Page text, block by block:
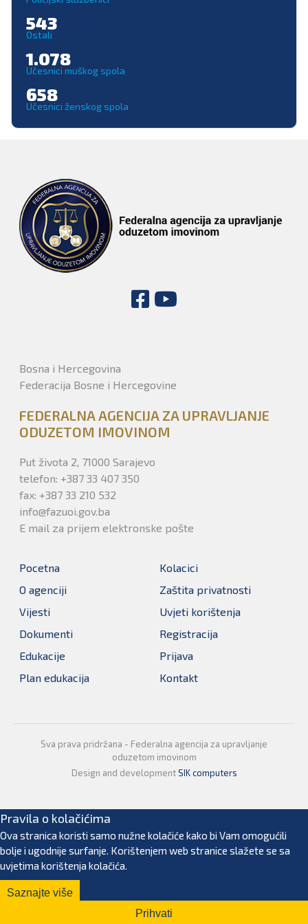
543
Ostali
1.078
Učesnici muškog spola
658
Učesnici ženskog spola
Bosna i Hercegovina
Federacija Bosne i Hercegovine
FEDERALNA AGENCIJA ZA UPRAVLJANJE
ODUZETOM IMOVINOM
Put života 2, 71000 Sarajevo
telefon: +387 33 407 350
fax: +387 33 210 532
info@fazuoi.gov.ba
E mail za prijem elektronske pošte
Pocetna
O agenciji
Vijesti
Dokumenti
Edukacije
Plan edukacija
Kolacici
Zaštita privatnosti
Uvjeti korištenja
Registracija
Prijava
Kontakt
Sva prava pridržana - Federalna agencija za upravljanje
oduzetom imovinom
Design and developmentSIK computers
Pravila o kolačićima
Ova stranica koristi samo nužne kolačiće kako bi Vam omogućili
bolje i ugodnije surfanje. Korištenjem web stranice slažete se sa
uvjetima korištenja kolačića.
Saznajte više
Prihvati